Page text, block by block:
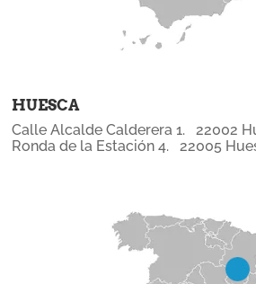
HUESCA
Calle Alcalde Calderera 1. 22002
Ronda de la Estación 4. 22005